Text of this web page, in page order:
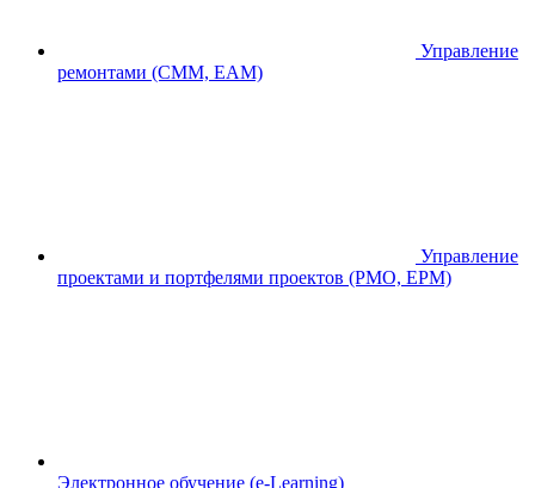
Управление
ремонтами (CMM, EAM)
Управление
проектами и портфелями проектов (PMO, EPM)
Электронное обучение (e-Learning)